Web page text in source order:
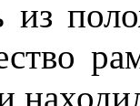
из